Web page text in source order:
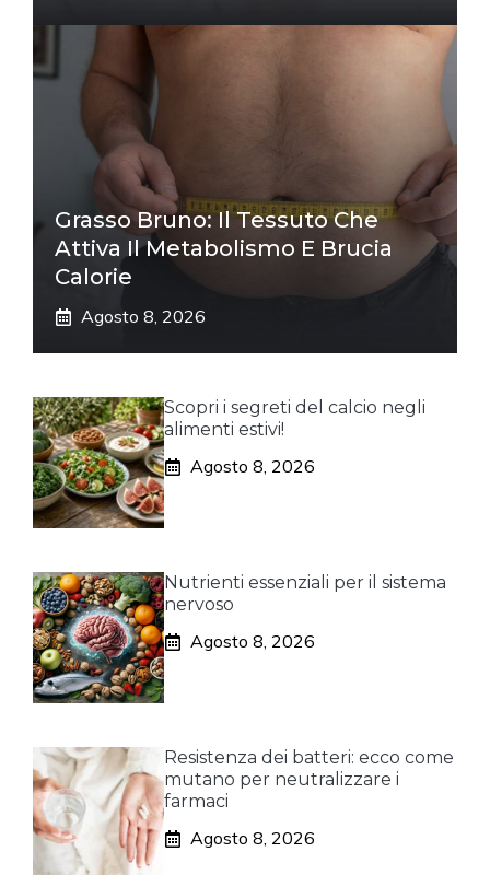
Grasso Bruno: Il Tessuto Che
Attiva Il Metabolismo E Brucia
Calorie
Agosto 8, 2026
Scopri i segreti del calcio negli
alimenti estivi!
Agosto 8, 2026
Nutrienti essenziali per il sistema
nervoso
Agosto 8, 2026
Resistenza dei batteri: ecco come
mutano per neutralizzare i
farmaci
Agosto 8, 2026